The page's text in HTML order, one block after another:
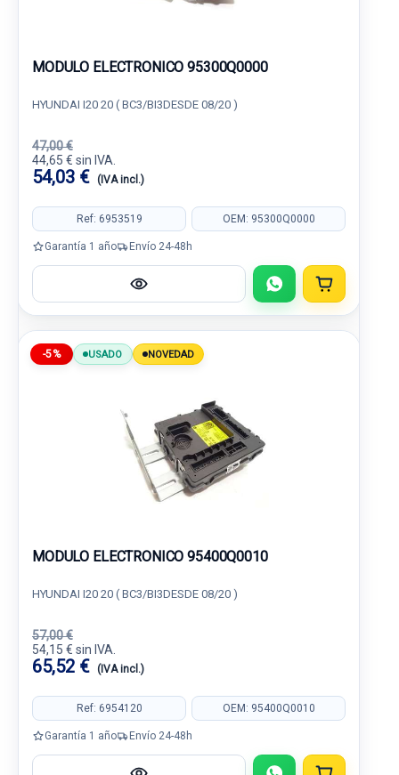
MODULO ELECTRONICO 95300Q0000
HYUNDAI I20 20 ( BC3/BI3DESDE 08/20 )
47,00 €
44,65 € sin IVA.
54,03 € (IVA incl.)
Ref: 6953519 OEM: 95300Q0000
Garantía 1 año Envío 24-48h
-5% USADO NOVEDAD
MODULO ELECTRONICO 95400Q0010
HYUNDAI I20 20 ( BC3/BI3DESDE 08/20 )
57,00 €
54,15 € sin IVA.
65,52 € (IVA incl.)
Ref: 6954120 OEM: 95400Q0010
Garantía 1 año Envío 24-48h